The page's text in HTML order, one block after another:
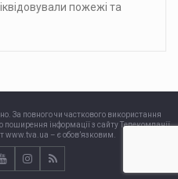
пожежі та
За повного чи часткового використання
поширення інформації з сайту Телекомпанії
www.tva.ua – є обов’язковим.